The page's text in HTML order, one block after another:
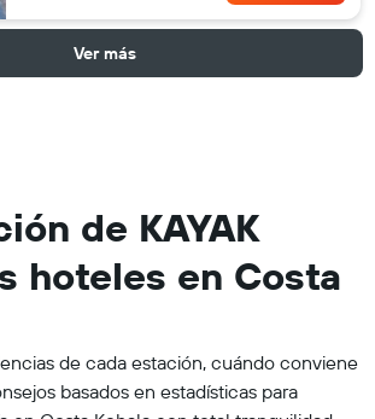
Ver más
de KAYAK
hoteles en Costa
de cada estación, cuándo conviene
basados en estadísticas para